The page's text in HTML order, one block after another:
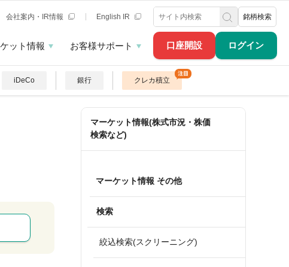
口座開設 ログイン
会社案内・IR情報 English IR 銘柄検索
ット情報 お客様サポート
iDeCo 銀行 クレカ積立
マーケット情報(株式市況・株価
検索など)
マーケット情報 その他
検索
絞込検索(スクリーニング)